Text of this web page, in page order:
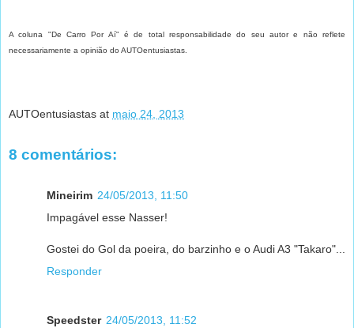
A coluna "De Carro Por Aí" é de total responsabilidade do seu autor e não reflete
necessariamente a opinião do AUTOentusiastas.
AUTOentusiastas at maio 24, 2013
8 comentários:
Mineirim 24/05/2013, 11:50
Impagável esse Nasser!
Gostei do Gol da poeira, do barzinho e o Audi A3 "Takaro"...
Responder
Speedster 24/05/2013, 11:52